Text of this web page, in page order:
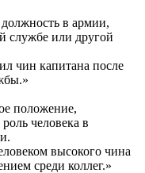
в армии,
службе или другой
чин капитана после
положение,
человека в
высокого чина
среди коллег.»